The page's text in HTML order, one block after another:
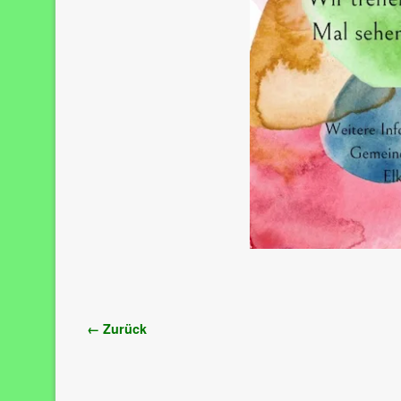
Bilder-Navigation
← Zurück